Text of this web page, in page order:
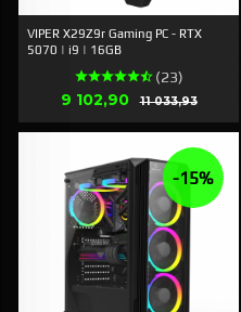
VIPER X29Z9r Gaming PC - RTX
5070 | i9 | 16GB
(23)
Tilbud
9 102,90 11 033,93Rabat
-15%